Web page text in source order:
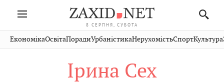
8 СЕРПНЯ, СУБОТА
Івано-
Франківськ
Рівне
Чернівці
Стрий
Хмельницький
Публікації
Авто СловкоКультура
Кіно Дім Спорт
ЕкономікаОсвітаПорадиУрбаністикаНерухомістьСпортКультура
Ірина Сех